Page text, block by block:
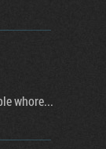
whore...